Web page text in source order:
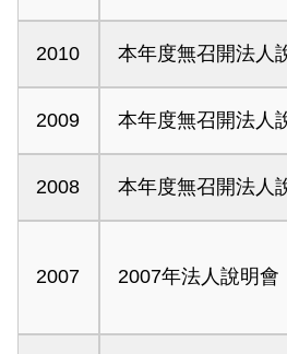
2010 本年度無召開法人
2009 本年度無召開法人
2008 本年度無召開法人
2007 2007年法人說明會